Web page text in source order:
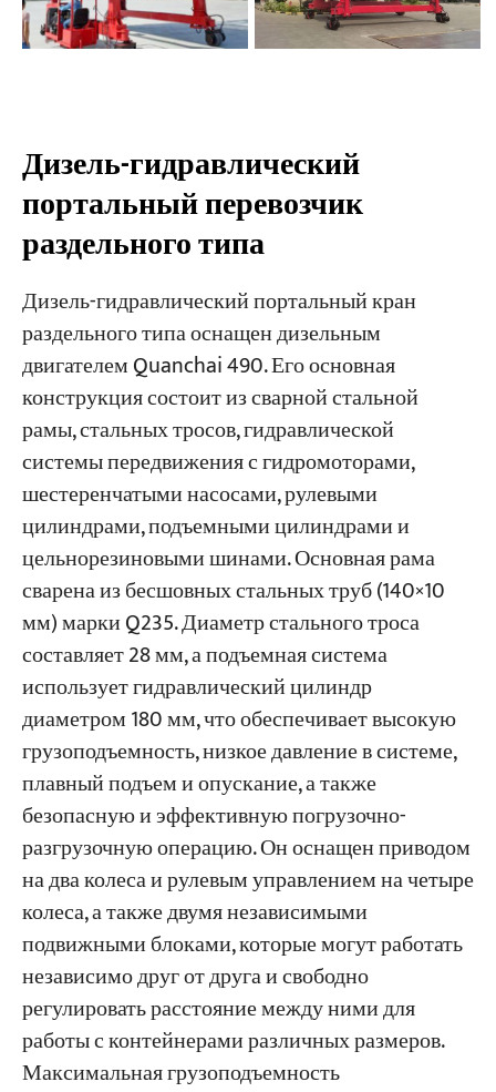
Дизель-гидравлический
портальный перевозчик
раздельного типа
Дизель-гидравлический портальный кран
раздельного типа оснащен дизельным
двигателем Quanchai 490. Его основная
конструкция состоит из сварной стальной
рамы, стальных тросов, гидравлической
системы передвижения с гидромоторами,
шестеренчатыми насосами, рулевыми
цилиндрами, подъемными цилиндрами и
цельнорезиновыми шинами. Основная рама
сварена из бесшовных стальных труб (140×10
мм) марки Q235. Диаметр стального троса
составляет 28 мм, а подъемная система
использует гидравлический цилиндр
диаметром 180 мм, что обеспечивает высокую
грузоподъемность, низкое давление в системе,
плавный подъем и опускание, а также
безопасную и эффективную погрузочно-
разгрузочную операцию. Он оснащен приводом
на два колеса и рулевым управлением на четыре
колеса, а также двумя независимыми
подвижными блоками, которые могут работать
независимо друг от друга и свободно
регулировать расстояние между ними для
работы с контейнерами различных размеров.
Максимальная грузоподъемность